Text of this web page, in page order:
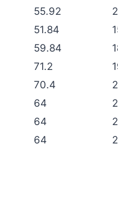
55.92
51.84
59.84
71.2
70.4
64
64
64